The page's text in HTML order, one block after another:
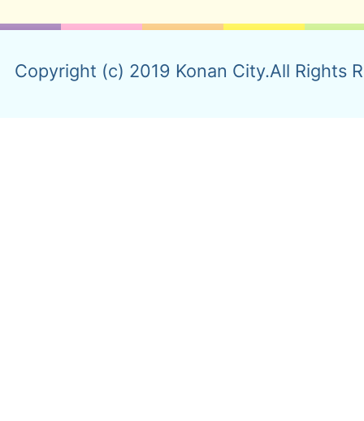
Copyright (c) 2019 Konan City.All Rights